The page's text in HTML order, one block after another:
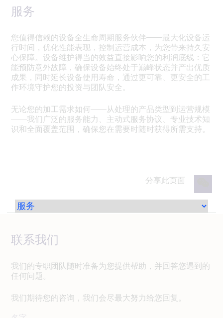
服务
您值得信赖的设备全生命周期服务伙伴——最大化设备运
行时间，优化性能表现，控制运营成本，为您带来持久安
心保障。设备维护得当的效益直接影响您的利润底线：它
能预防意外故障，确保设备始终处于巅峰状态并产出优质
成果，同时延长设备使用寿命，通过更可靠、更安全的工
作环境守护您的投资与团队安全。
无论您的加工需求如何——从处理的产品类型到运营规模
——我们广泛的服务能力、主动式服务协议、专业技术知
识和全面覆盖范围，确保您在需要时随时获得所需支持。
分享此页面
联系我们
我们的专职团队随时准备为您提供帮助，并回答您遇到的
任何问题。
我们期待您的咨询，我们会尽最大努力给您回复。